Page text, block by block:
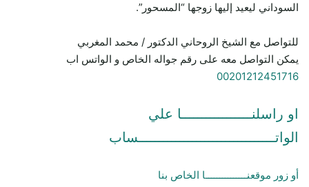
السوداني ليعيد إليها زوجها “المسحور”.
للتواصل مع الشيخ الروحاني الدكتور / محمد المغربي
يمكن التواصل معه على رقم جواله الخاص و الواتس اب
00201212451716
او راسلنـــــــــــــــــا علي
الواتـــــــــــــــــــــــــــــــــساب
أو زور موقعنـــــــــــــــا الخاص بنا